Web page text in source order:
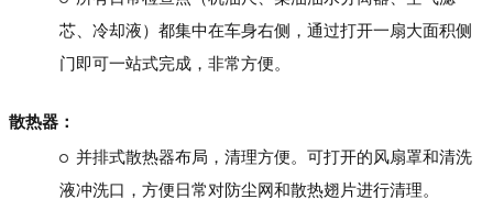
芯、冷却液）都集中在车身右侧，通过打开一扇大面积侧
门即可一站式完成，非常方便。
散热器：
并排式散热器布局，清理方便。可打开的风扇罩和清洗
液冲洗口，方便日常对防尘网和散热翅片进行清理。